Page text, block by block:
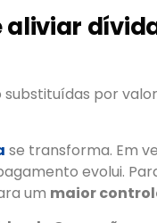
aliviar
por
se transforma. Em
evolui.
um maior